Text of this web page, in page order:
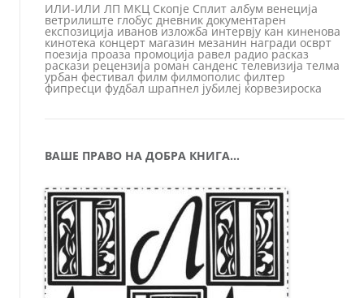
ИЛИ-ИЛИ ЛП МКЦ Скопје Сплит албум венеција
ветрилиште глобус дневник документарен
експозиција иванов изложба интервју кан киненова
кинотека концерт магазин мезанин награди осврт
поезија проаза промоција равел радио расказ
раскази рецензија роман санденс телевизија телма
урбан фестивал филм филмополис филтер
фипресци фудбал шрапнел јубилеј ќорвезироска
ВАШЕ ПРАВО НА ДОБРА КНИГА…